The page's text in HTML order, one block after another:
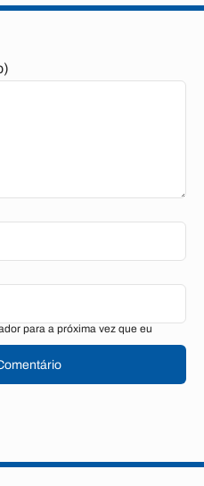
para a próxima vez que eu